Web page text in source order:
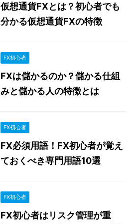
仮想通貨FXとは？初心者でも
分かる仮想通貨FXの特徴
FX初心者
FXは儲かるのか？儲かる仕組
みと儲かる人の特徴とは
FX初心者
FX必須用語！FX初心者が覚え
ておくべき専門用語10選
FX初心者
FX初心者はリスク管理が重